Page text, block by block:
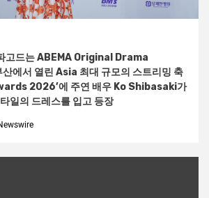
고드는 ABEMA Original Drama
에서 열린 Asia 최대 규모의 스트리밍 축
2026’에 주연 배우 Ko Shibasaki가
일의 드레스를 입고 등장